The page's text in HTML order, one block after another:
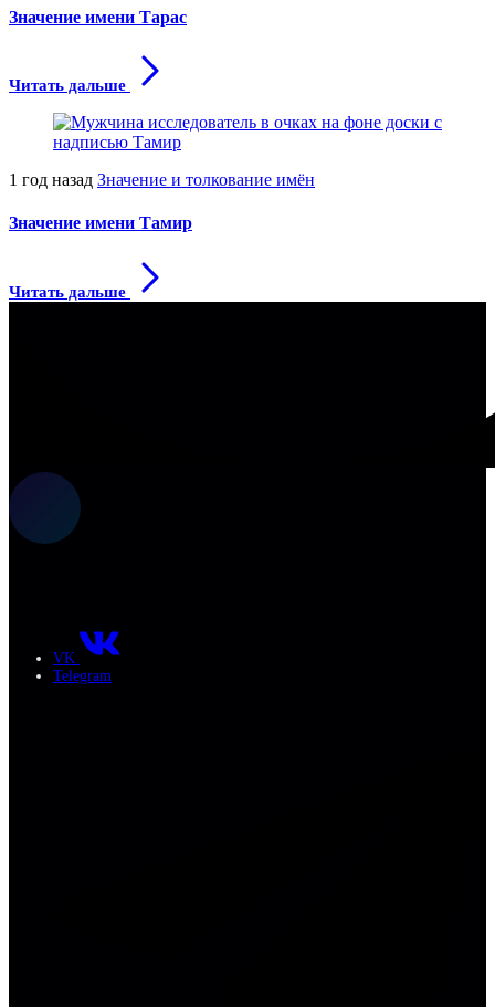
Значение имени Тарас
Читать дальше
1 год назад Значение и толкование имён
Значение имени Тамир
Читать дальше
VK
Telegram